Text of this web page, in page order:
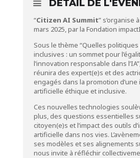
DÉTAIL DE
“Citizen AI Summit” s’organise
mars 2025, par la Fondation
Sous le thème “Quelles
inclusives : un sommet pour
l’innovation responsable dans
réunira des expert(e)s et des
engagés dans la promotion
artificielle éthique et inclusive.
Ces nouvelles technologies
plus, des questions essentielles
citoyen(e)s et l’impact des outils
artificielle dans nos vies.
ses modèles et ses alignements
nous invite à réfléchir